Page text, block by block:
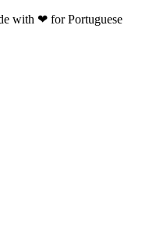
with ❤ for Portuguese